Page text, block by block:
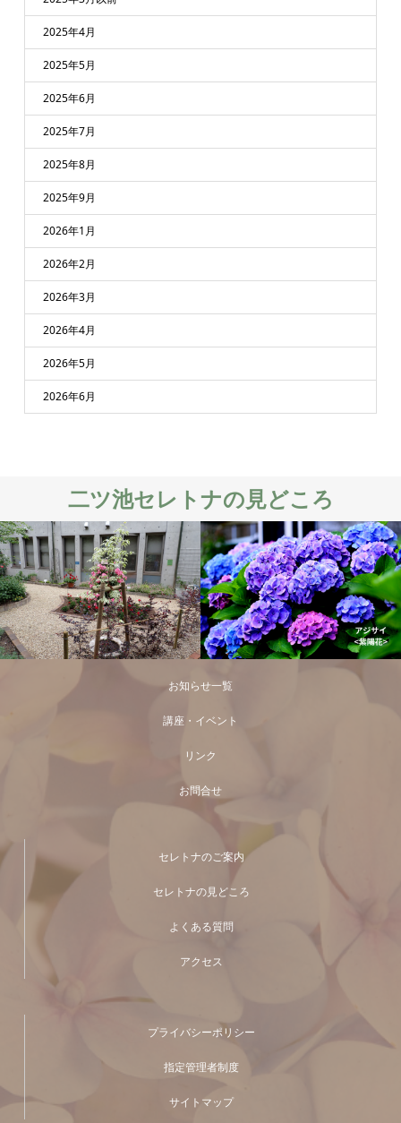
2025年4月
2025年5月
2025年6月
2025年7月
2025年8月
2025年9月
2026年1月
2026年2月
2026年3月
2026年4月
2026年5月
2026年6月
二ツ池セレトナの見どころ
お知らせ一覧
講座・イベント
リンク
お問合せ
セレトナのご案内
セレトナの見どころ
よくある質問
アクセス
プライバシーポリシー
指定管理者制度
サイトマップ